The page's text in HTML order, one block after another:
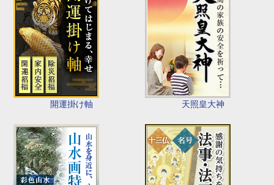
開運掛け軸 天照皇大神